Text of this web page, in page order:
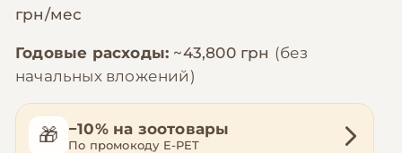
грн/мес
Годовые расходы: ~43,800 грн (без
начальных вложений)
🎁 −10% на зоотовары
По промокоду E-PET